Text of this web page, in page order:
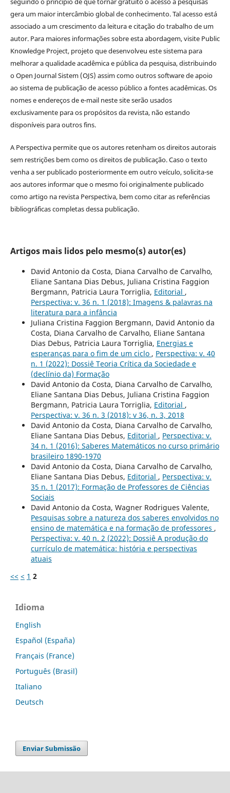
gera um maior intercâmbio global de conhecimento. Tal acesso está
associado a um crescimento da leitura e citação do trabalho de um
autor. Para maiores informações sobre esta abordagem, visite Public
Knowledge Project, projeto que desenvolveu este sistema para
melhorar a qualidade acadêmica e pública da pesquisa, distribuindo
o Open Journal Sistem (OJS) assim como outros software de apoio
ao sistema de publicação de acesso público a fontes acadêmicas. Os
nomes e endereços de e-mail neste site serão usados
exclusivamente para os propósitos da revista, não estando
disponíveis para outros fins.
A Perspectiva permite que os autores retenham os direitos autorais
sem restrições bem como os direitos de publicação. Caso o texto
venha a ser publicado posteriormente em outro veículo, solicita-se
aos autores informar que o mesmo foi originalmente publicado
como artigo na revista Perspectiva, bem como citar as referências
bibliográficas completas dessa publicação.
Artigos mais lidos pelo mesmo(s) autor(es)
David Antonio da Costa, Diana Carvalho de Carvalho,
Eliane Santana Dias Debus, Juliana Cristina Faggion
Bergmann, Patricia Laura Torriglia, Editorial ,
Perspectiva: v. 36 n. 1 (2018): Imagens & palavras na
literatura para a infância
Juliana Cristina Faggion Bergmann, David Antonio da
Costa, Diana Carvalho de Carvalho, Eliane Santana
Dias Debus, Patricia Laura Torriglia, Energias e
esperanças para o fim de um ciclo , Perspectiva: v. 40
n. 1 (2022): Dossiê Teoria Crítica da Sociedade e
(declínio da) Formação
David Antonio da Costa, Diana Carvalho de Carvalho,
Eliane Santana Dias Debus, Juliana Cristina Faggion
Bergmann, Patricia Laura Torriglia, Editorial ,
Perspectiva: v. 36 n. 3 (2018): v 36, n. 3, 2018
David Antonio da Costa, Diana Carvalho de Carvalho,
Eliane Santana Dias Debus, Editorial , Perspectiva: v.
34 n. 1 (2016): Saberes Matemáticos no curso primário
brasileiro 1890-1970
David Antonio da Costa, Diana Carvalho de Carvalho,
Eliane Santana Dias Debus, Editorial , Perspectiva: v.
35 n. 1 (2017): Formação de Professores de Ciências
Sociais
David Antonio da Costa, Wagner Rodrigues Valente,
Pesquisas sobre a natureza dos saberes envolvidos no
ensino de matemática e na formação de professores ,
Perspectiva: v. 40 n. 2 (2022): Dossiê A produção do
currículo de matemática: história e perspectivas
atuais
<< < 1 2
Idioma
English
Español (España)
Français (France)
Português (Brasil)
Italiano
Deutsch
Enviar Submissão